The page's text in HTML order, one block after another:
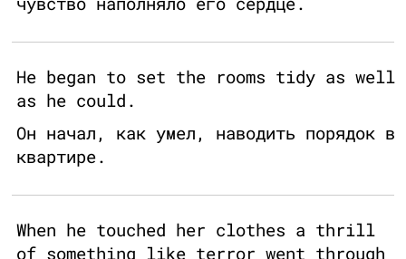
He began to set the rooms tidy as well
as he could.
Он начал, как умел, наводить порядок в
квартире.
When he touched her clothes a thrill
of something like terror went through